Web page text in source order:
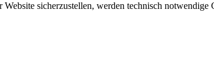
sicherzustellen, werden technisch